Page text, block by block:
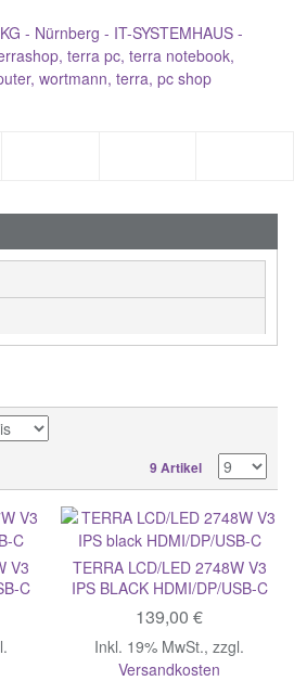
9 Artikel
V3
C
TERRA LCD/LED 2748W V3
IPS BLACK HDMI/DP/USB-C
139,00 €
Inkl. 19% MwSt.,zzgl.
Versandkosten